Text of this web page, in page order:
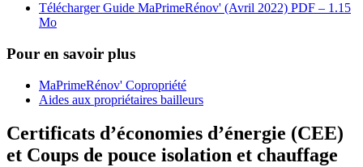
Télécharger Guide MaPrimeRénov' (Avril 2022) PDF – 1.15
Mo
Pour en savoir plus
MaPrimeRénov' Copropriété
Aides aux propriétaires bailleurs
Certificats d’économies d’énergie (CEE)
et Coups de pouce isolation et chauffage